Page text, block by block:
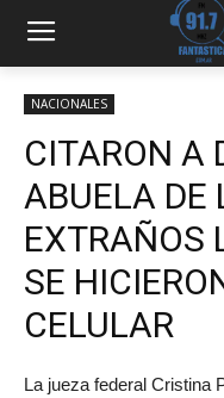
NACIONALES
CITARON A
ABUELA DE
EXTRAÑOS
SE
CELULAR
La jueza federal Cristina